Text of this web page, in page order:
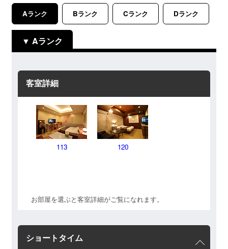
Aランク Bランク Cランク Dランク
Aランク
客室詳細
113 120
お部屋を選ぶと客室詳細がご覧になれます。
ショートタイム